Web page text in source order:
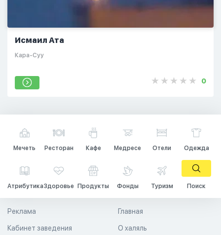
Исмаил Ата
Кара-Суу
0
Мечеть Ресторан Кафе Медресе Отели Одежда
АтрибутикаЗдоровье Продукты Фонды Туризм Поиск
Главная
О халяль
Реклама
Кабинет заведения